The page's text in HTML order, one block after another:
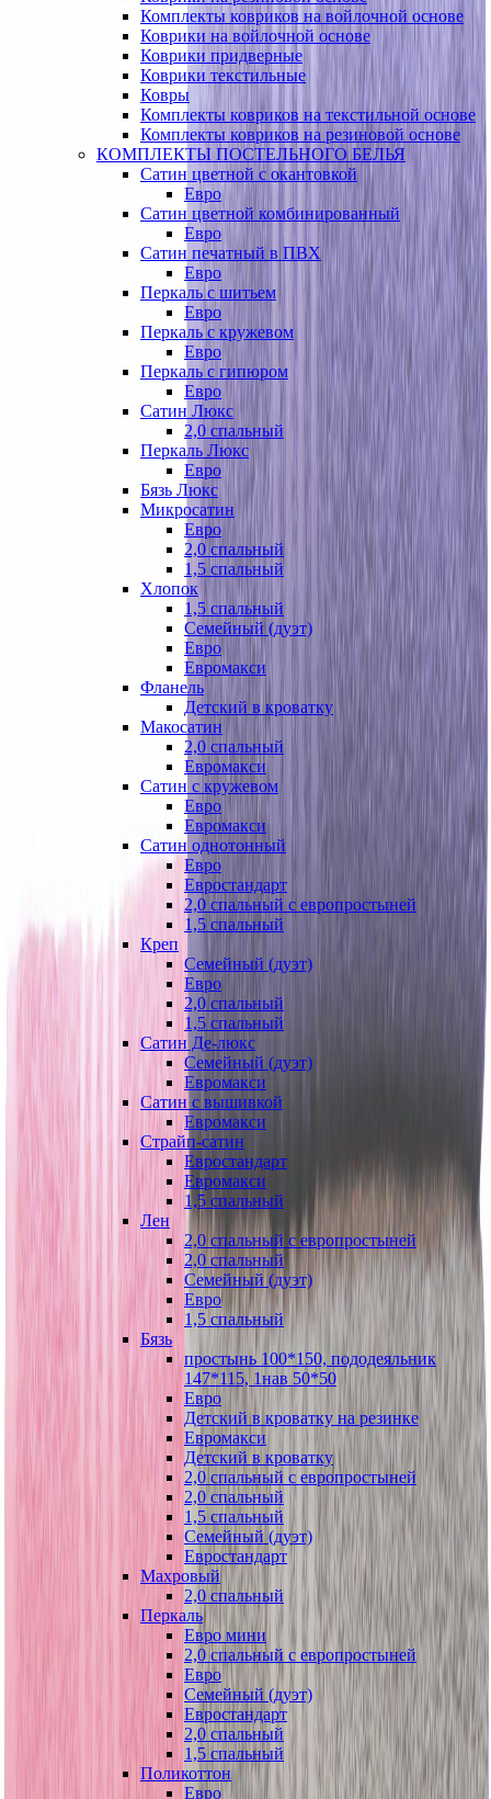
Комплекты ковриков на войлочной основе
Коврики на войлочной основе
Коврики придверные
Коврики текстильные
Ковры
Комплекты ковриков на текстильной основе
Комплекты ковриков на резиновой основе
КОМПЛЕКТЫ ПОСТЕЛЬНОГО БЕЛЬЯ
Сатин цветной с окантовкой
Евро
Сатин цветной комбинированный
Евро
Сатин печатный в ПВХ
Евро
Перкаль с шитьем
Евро
Перкаль с кружевом
Евро
Перкаль с гипюром
Евро
Сатин Люкс
2,0 спальный
Перкаль Люкс
Евро
Бязь Люкс
Микросатин
Евро
2,0 спальный
1,5 спальный
Хлопок
1,5 спальный
Семейный (дуэт)
Евро
Евромакси
Фланель
Детский в кроватку
Макосатин
2,0 спальный
Евромакси
Сатин с кружевом
Евро
Евромакси
Сатин однотонный
Евро
Евростандарт
2,0 спальный с европростыней
1,5 спальный
Креп
Семейный (дуэт)
Евро
2,0 спальный
1,5 спальный
Сатин Де-люкс
Семейный (дуэт)
Евромакси
Сатин с вышивкой
Евромакси
Страйп-сатин
Евростандарт
Евромакси
1,5 спальный
Лен
2,0 спальный с европростыней
2,0 спальный
Семейный (дуэт)
Евро
1,5 спальный
Бязь
простынь 100*150, пододеяльник
147*115, 1нав 50*50
Евро
Детский в кроватку на резинке
Евромакси
Детский в кроватку
2,0 спальный с европростыней
2,0 спальный
1,5 спальный
Семейный (дуэт)
Евростандарт
Махровый
2,0 спальный
Перкаль
Евро мини
2,0 спальный с европростыней
Евро
Семейный (дуэт)
Евростандарт
2,0 спальный
1,5 спальный
Поликоттон
Евро